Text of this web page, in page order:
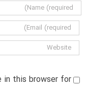
in this browser for